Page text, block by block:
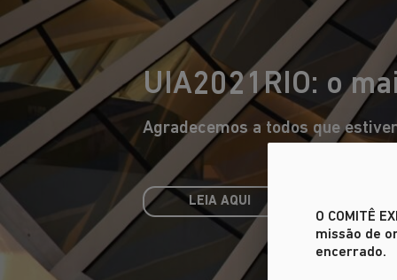
UIA2021RIO: o
Agradecemos a todos que
LEIA AQUI
O COMITÊ
missão de
encerrado.